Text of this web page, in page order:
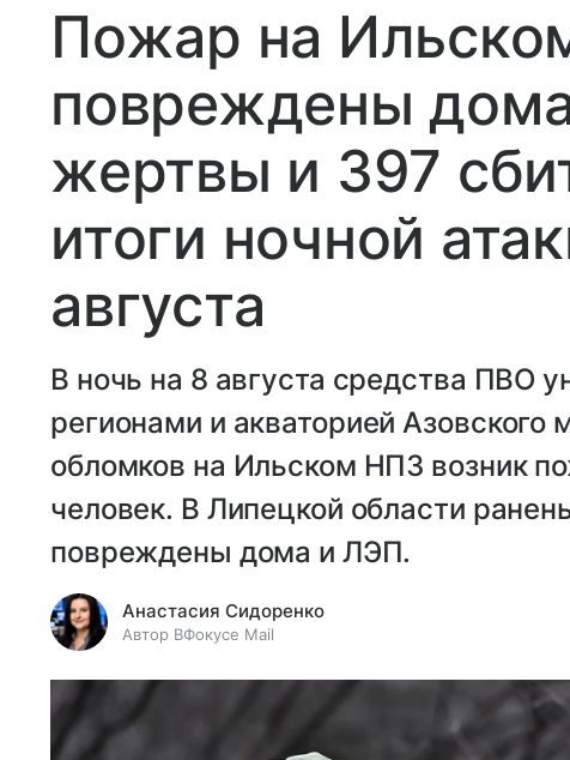
Пожар на
повреждены
жертвы и 397
итоги ночной
августа
В ночь на 8 августа средства ПВО
регионами и акваторией Азовского
обломков на Ильском НПЗ возник
человек. В Липецкой области
повреждены дома и ЛЭП.
Анастасия Сидоренко
Автор ВФокусе Mail